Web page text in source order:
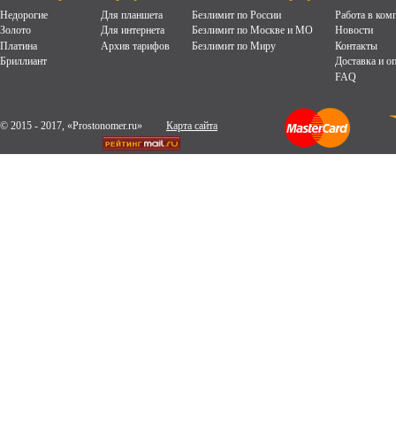
Недорогие
Золото
Платина
Бриллиант
Для планшета
Для интернета
Архив тарифов
Безлимит по России
Безлимит по Москве и МО
Безлимит по Миру
Работа в
Новости
Контакты
Доставка и
FAQ
© 2015 - 2017, «Prostonomer.ru» Карта сайта